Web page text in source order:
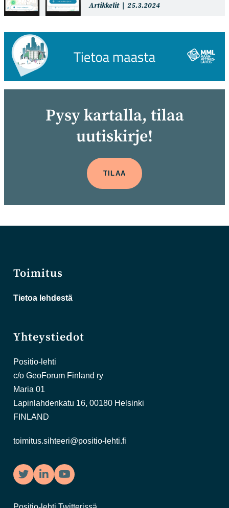
Artikkelin
Artikkelit
Artikkeli
25.3.2024
Pysy kartalla, tilaa
uutiskirje!
TILAA
Toimitus
Tietoa lehdestä
Yhteystiedot
Positio-lehti
c/o GeoForum Finland ry
Maria 01
Lapinlahdenkatu 16, 00180 Helsinki
FINLAND
toimitus.sihteeri@positio-lehti.fi
TwitterLinkedInYouTube